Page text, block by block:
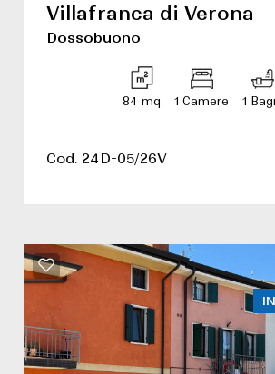
Villafranca di Verona
Dossobuono
84 mq 1 Camere 1
Cod. 24D-05/26V